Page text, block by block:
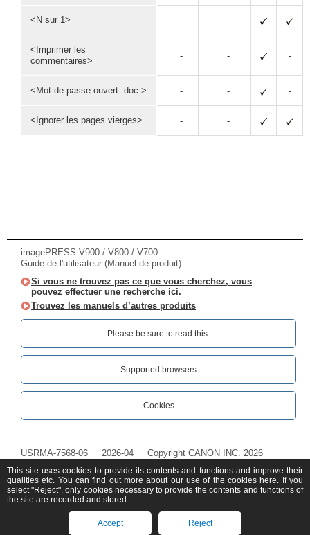
<N sur 1> - -
<Imprimer les
commentaires>
- - -
<Mot de passe ouvert. doc.> - - -
<Ignorer les pages vierges> - -
imagePRESS V900 / V800 / V700
Guide de l'utilisateur (Manuel de produit)
Si vous ne trouvez pas ce que vous cherchez, vous
pouvez effectuer une recherche ici.
Trouvez les manuels d’autres produits
Please be sure to read this.‎
Supported browsers
Cookies
USRMA-7568-06 2026-04 Copyright CANON INC. 2026
This site uses cookies to provide its contents and functions and improve their
qualities etc. You can find out more about our use of the cookies here. If you
select "Reject", only cookies necessary to provide the contents and functions of
the site are recorded and stored.
Accept Reject